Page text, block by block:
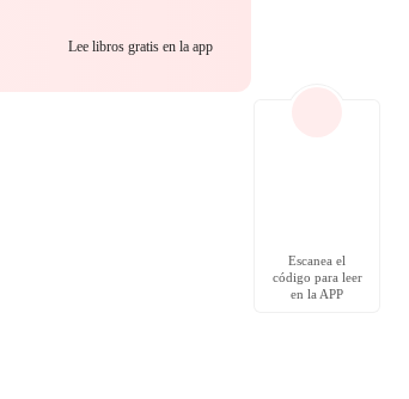
Lee libros gratis en la app
Escanea el
código para leer
en la APP